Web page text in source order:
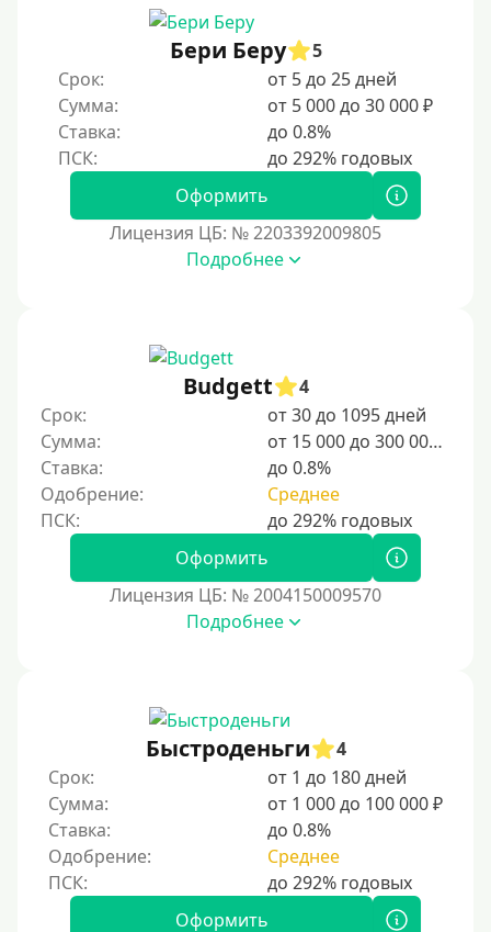
С 23 лет
С 25 лет
Категории заемщиков
Несовершеннолетним
Мамам в декрете
Без регистрации
С временной регистрацией
Банкротам
Без подтверждения личности
Пенсионерам
Пенсионерам до 70 лет
Пенсионерам до 85 лет
Даже бомжам
Отсутствие информации о месте трудоустройства
Для иностранных граждан
Для граждан других стран, находящихся на
территории Украины
Бери Беру
5
Срок:
от 5 до 25 дней
Сумма:
от 5 000 до 30 000 ₽
Ставка:
до 0.8%
Оформить
Лицензия ЦБ: № 2203392009805
Подробнее
Budgett
4
Срок:
от 30 до 1095 дней
Сумма:
от 15 000 до 300 000 ₽
Ставка:
до 0.8%
Одобрение:
Среднее
Оформить
Лицензия ЦБ: № 2004150009570
Подробнее
Быстроденьги
4
Срок:
от 1 до 180 дней
Сумма:
от 1 000 до 100 000 ₽
Ставка:
до 0.8%
Одобрение:
Среднее
Оформить